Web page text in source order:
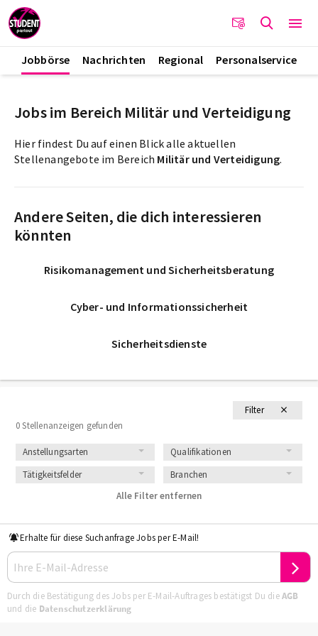
Jobbörse Nachrichten Regional Personalservice
Filter
0 Stellenanzeigen gefunden
Anstellungsarten
Qualifikationen
Tätigkeitsfelder
Branchen
Alle Filter entfernen
Erhalte für diese Suchanfrage Jobs per E-Mail!
Durch die Bestätigung des Jobs per E-Mail-Auftrages bestätigst Du dieAGB
und die Datenschutzerklärung
Jobs im Bereich Militär und Verteidigung
Hier findest Du auf einen Blick alle aktuellen
Stellenangebote im Bereich Militär und Verteidigung.
Andere Seiten, die dich interessieren
könnten
Risikomanagement und Sicherheitsberatung
Cyber- und Informationssicherheit
Sicherheitsdienste